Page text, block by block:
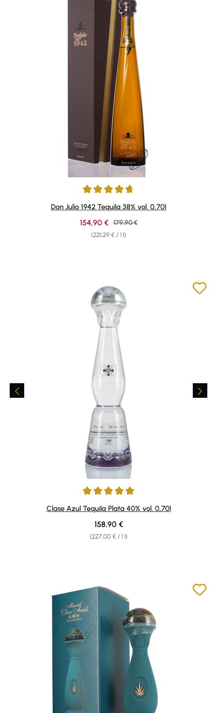
Average rating of 4.84 out of 5 stars
Don Julio 1942 Tequila 38% vol. 0,70l
(221,29 € / 1 l)
Sale price:
154,90 € Regular price:
179,90 €
Average rating of 5 out of 5 stars
Clase Azul Tequila Plata 40% vol. 0,70l
(227,00 € / 1 l)
Regular price:
158,90 €